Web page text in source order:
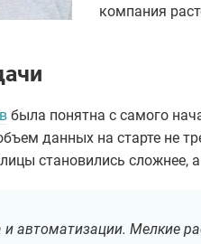
компания
была понятна с самого
данных на старте не
становились сложнее,
и автоматизации. Мелкие